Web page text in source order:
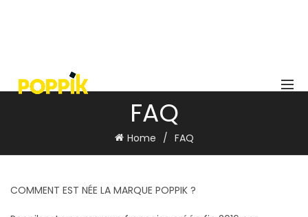
FAQ
Home FAQ
COMMENT EST NÉE LA MARQUE POPPIK ?